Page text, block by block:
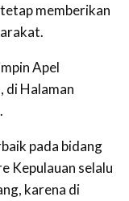
memberikan
Apel
di Halaman
pada bidang
Kepulauan selalu
karena di